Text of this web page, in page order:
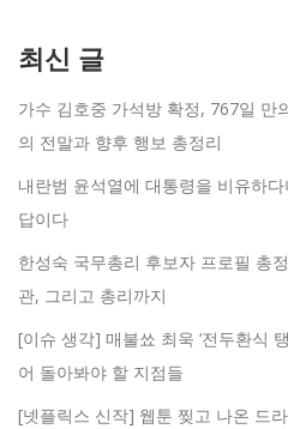
최신 글
가수 김호중 가석방 확정, 767일 만
의 전말과 향후 행보 총정리
내란범 윤석열에 대통령을 비유하
답이다
한성숙 국무총리 후보자 프로필 총
관, 그리고 총리까지
[이슈 생각] 매불쑈 최욱 ‘전두환식
어 돌아봐야 할 지점들
[넷플릭스 신작] 웹툰 찢고 나온 드라